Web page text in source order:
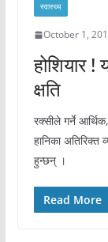
स्वास्थ्य
October 1,
होशियार !
क्षति
रक्सीले गर्ने
हानिका अतिरिक्त
हुन्छन् ।
Read More